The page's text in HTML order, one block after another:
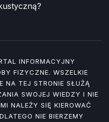
INFORMACYJNY
FIZYCZNE. WSZELKIE
NA TEJ STRONIE SŁUŻĄ
SWOJEJ WIEDZY I NIE
NALEŻY SIĘ KIEROWAĆ
NIE BIERZEMY